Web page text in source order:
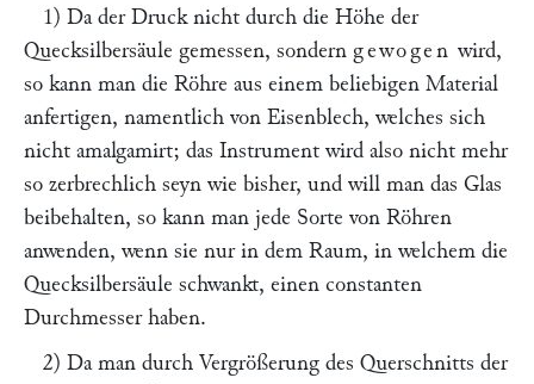
1) Da der Druck nicht durch die Höhe der
Quecksilbersäule gemessen, sondern gewogen wird,
so kann man die Röhre aus einem beliebigen Material
anfertigen, namentlich von Eisenblech, welches sich
nicht amalgamirt; das Instrument wird also nicht mehr
so zerbrechlich seyn wie bisher, und will man das Glas
beibehalten, so kann man jede Sorte von Röhren
anwenden, wenn sie nur in dem Raum, in welchem die
Quecksilbersäule schwankt, einen constanten
Durchmesser haben.
2) Da man durch Vergrößerung des Querschnitts der